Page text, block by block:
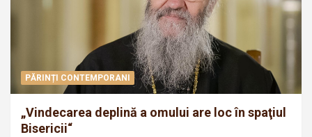
PĂRINȚI CONTEMPORANI
„Vindecarea deplină a omului are loc în spaţiul
Bisericii“